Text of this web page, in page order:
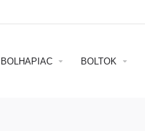
BOLHAPIAC BOLTOK